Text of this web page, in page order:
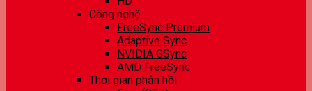
Công nghệ
FreeSync Premium
Adaptive Sync
NVIDIA GSync
AMD FreeSync
Thời gian phản hồi